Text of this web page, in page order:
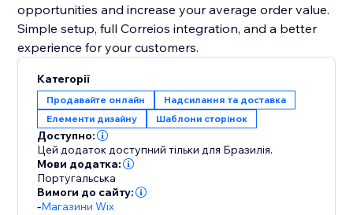
opportunities and increase your average order value.
Simple setup, full Correios integration, and a better
experience for your customers.
Категорії
Продавайте онлайн
Надсилання та доставка
Елементи дизайну
Шаблони сторінок
Доступно:
Цей додаток доступний тільки для Бразилія.
Мови додатка:
Португальська
Вимоги до сайту:
-Магазини Wix